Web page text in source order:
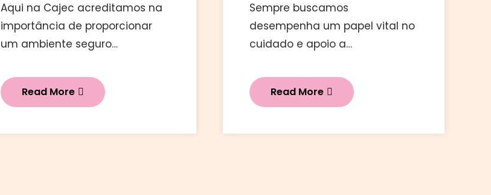
Aqui na Cajec acreditamos na
importância de proporcionar
um ambiente seguro…
Read More
Sempre buscamos
desempenha um papel vital no
cuidado e apoio a…
Read More